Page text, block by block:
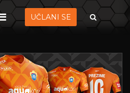
UČLANI SE